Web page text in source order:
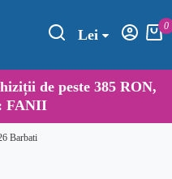
Lei
0
de peste 385 RON,
FANII
Barbati